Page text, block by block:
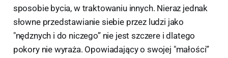
sposobie bycia, w traktowaniu innych. Nieraz jednak
słowne przedstawianie siebie przez ludzi jako
"nędznych i do niczego” nie jest szczere i dlatego
pokory nie wyraża. Opowiadający o swojej "małości”